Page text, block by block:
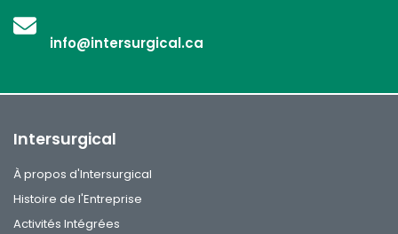
info@intersurgical.ca
Intersurgical
À propos d'Intersurgical
Histoire de l'Entreprise
Activités Intégrées